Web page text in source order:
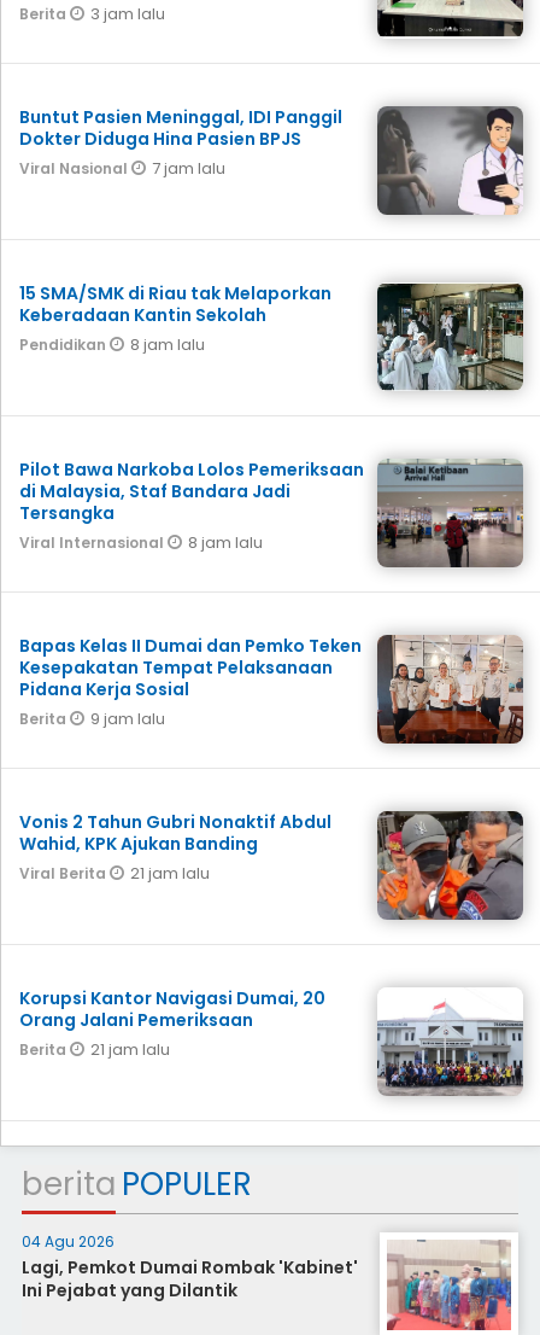
Berita 3 jam lalu
Buntut Pasien Meninggal, IDI Panggil
Dokter Diduga Hina Pasien BPJS
Viral Nasional 7 jam lalu
15 SMA/SMK di Riau tak Melaporkan
Keberadaan Kantin Sekolah
Pendidikan 8 jam lalu
Pilot Bawa Narkoba Lolos Pemeriksaan
di Malaysia, Staf Bandara Jadi
Tersangka
Viral Internasional 8 jam lalu
Bapas Kelas II Dumai dan Pemko Teken
Kesepakatan Tempat Pelaksanaan
Pidana Kerja Sosial
Berita 9 jam lalu
Vonis 2 Tahun Gubri Nonaktif Abdul
Wahid, KPK Ajukan Banding
Viral Berita 21 jam lalu
Korupsi Kantor Navigasi Dumai, 20
Orang Jalani Pemeriksaan
Berita 21 jam lalu
berita POPULER
04 Agu 2026
Lagi, Pemkot Dumai Rombak 'Kabinet'
Ini Pejabat yang Dilantik